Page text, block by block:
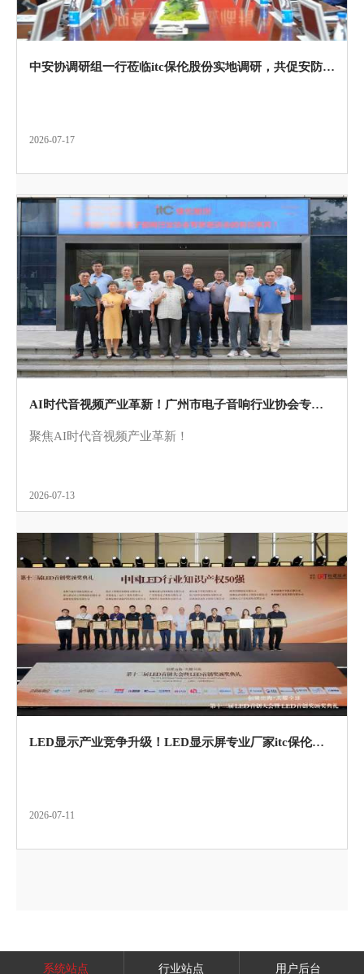
中安协调研组一行莅临itc保伦股份实地调研，共促安防产业高质量发展！
2026-07-17
AI时代音视频产业革新！广州市电子音响行业协会专家团莅临itc保伦股份开展专项座谈交流
聚焦AI时代音视频产业革新！
2026-07-13
LED显示产业竞争升级！LED显示屏专业厂家itc保伦股份以差异化布局助推行业高质量发展!
2026-07-11
系统站点 行业站点 用户后台